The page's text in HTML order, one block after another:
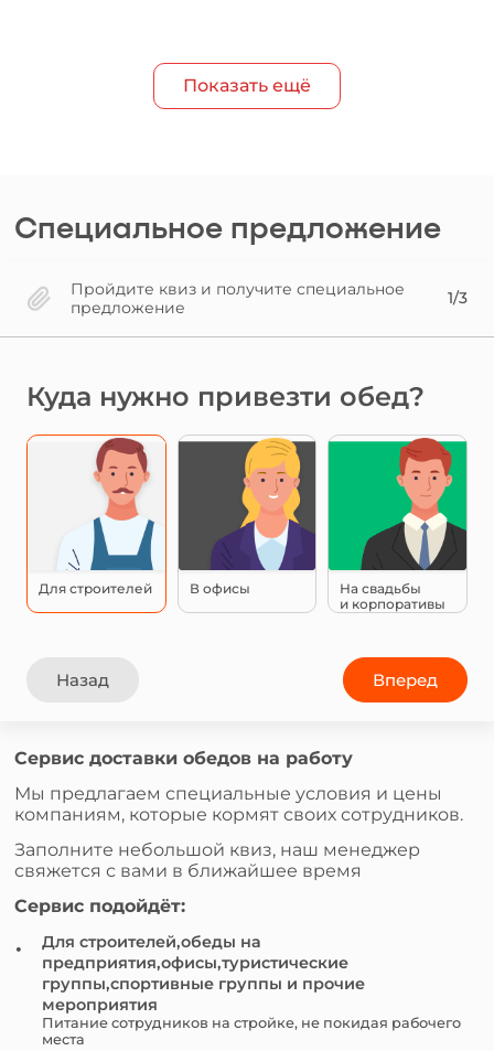
Показать ещё
Специальное предложение
Пройдите квиз и получите специальное
предложение
1/3
Куда нужно привезти обед?
Для строителей В офисы
На свадьбы
и корпоративы
Назад Вперед
Сервис доставки обедов на работу
Мы предлагаем специальные условия и цены
компаниям, которые кормят своих сотрудников.
Заполните небольшой квиз, наш менеджер
свяжется с вами в ближайшее время
Сервис подойдёт:
Для строителей,обеды на
предприятия,офисы,туристические
группы,спортивные группы и прочие
мероприятия
Питание сотрудников на стройке, не покидая рабочего
места